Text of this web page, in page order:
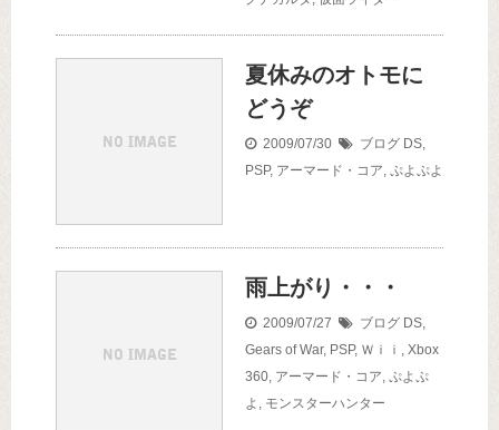
夏休みのオトモに
どうぞ
2009/07/30 ブログ DS,
PSP, アーマード・コア, ぷよぷよ
雨上がり・・・
2009/07/27 ブログ DS,
Gears of War, PSP, Ｗｉｉ , Xbox
360, アーマード・コア, ぷよぷ
よ , モンスターハンター